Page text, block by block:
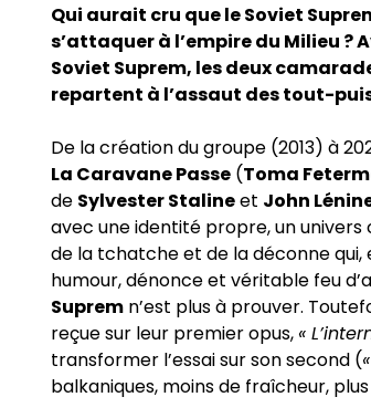
Qui aurait cru que le Soviet
s’attaquer à l’empire du Milieu ?
Soviet Suprem, les deux
repartent à l’assaut des tout-
De la création du groupe (2013) à
La Caravane Passe (Toma
de Sylvester Stalineet John
avec une identité propre, un
de la tchatche et de la déconne qui,
humour, dénonce et véritable feu
Suprem n’est plus à prouver.
reçue sur leur premier opus,«
transformer l’essai sur son second (
balkaniques, moins de fraîcheur,